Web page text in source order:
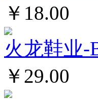
￥18.00
火龙鞋业-
￥29.00